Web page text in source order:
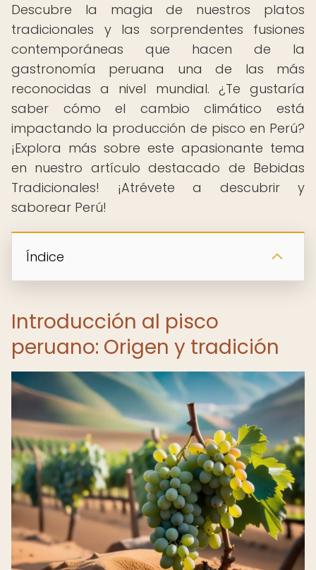
Descubre la magia de nuestros platos
tradicionales y las sorprendentes fusiones
contemporáneas que hacen de la
gastronomía peruana una de las más
reconocidas a nivel mundial. ¿Te gustaría
saber cómo el cambio climático está
impactando la producción de pisco en Perú?
¡Explora más sobre este apasionante tema
en nuestro artículo destacado de Bebidas
Tradicionales! ¡Atrévete a descubrir y
saborear Perú!
Índice
Introducción al pisco
peruano: Origen y tradición